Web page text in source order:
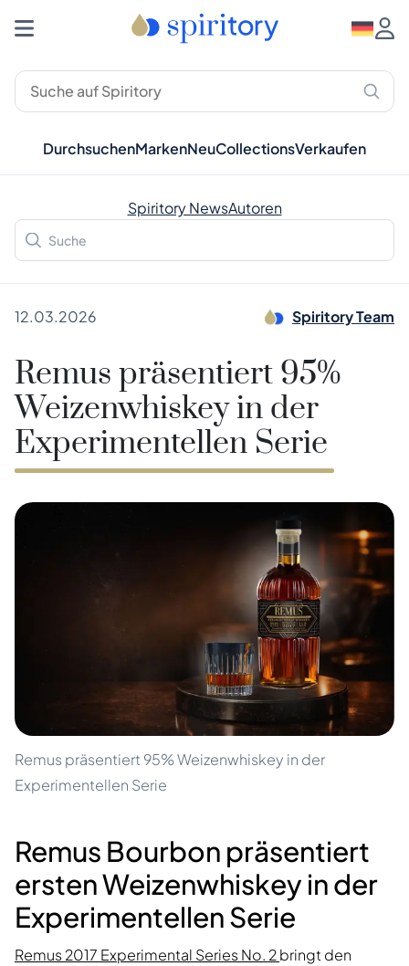
DurchsuchenMarkenNeuCollectionsVerkaufen
Spiritory NewsAutoren
12.03.2026 Spiritory Team
Remus präsentiert 95%
Weizenwhiskey in der
Experimentellen Serie
Remus präsentiert 95% Weizenwhiskey in der
Experimentellen Serie
Remus Bourbon präsentiert
ersten Weizenwhiskey in der
Experimentellen Serie
Remus 2017 Experimental Series No. 2bringt den